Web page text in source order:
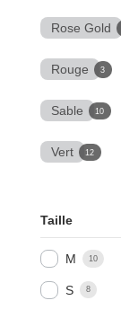
Rose Gold
Rouge 3
Sable 10
Vert 12
Taille
M 10
S 8